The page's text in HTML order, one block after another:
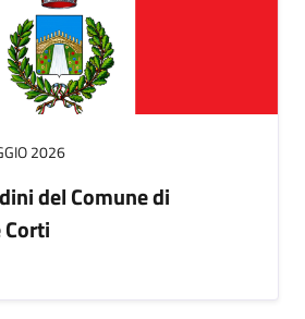
2026
del Comune di